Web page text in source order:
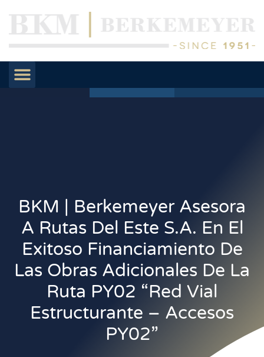
BKM | Berkemeyer Asesora
A Rutas Del Este S.A. En El
Exitoso Financiamiento De
Las Obras Adicionales De La
Ruta PY02 “Red Vial
Estructurante – Accesos
PY02”